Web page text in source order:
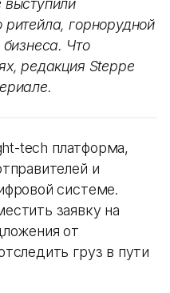
горнорудной
бизнеса. Что
редакция Steppe
tech платформа,
и
системе.
заявку на
от
груз в пути